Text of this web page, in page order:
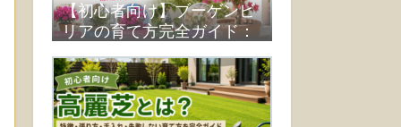
【初心者向け】ブーゲンビ
リアの育て方完全ガイド：
ない原因まで徹底解説